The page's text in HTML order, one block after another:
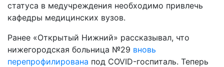
статуса в медучреждения необходимо привлечь
кафедры медицинских вузов.
Ранее «Открытый Нижний» рассказывал, что
нижегородская больница №29 вновь
перепрофилирована под COVID-госпиталь. Теперь